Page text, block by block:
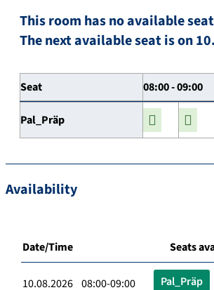
This room has no available
The next available seat is on
Seat 08:00 - 09:00
Pal_Präp
Availability
Date/Time Seats
10.08.2026 08:00-09:00 Pal_Präp